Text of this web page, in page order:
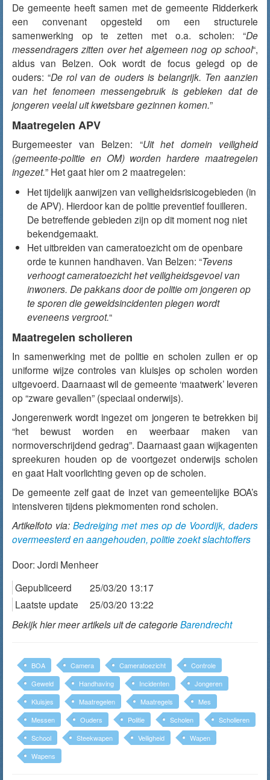
De gemeente heeft samen met de gemeente Ridderkerk
een convenant opgesteld om een structurele
samenwerking op te zetten met o.a. scholen: “De
messendragers zitten over het algemeen nog op school“,
aldus van Belzen. Ook wordt de focus gelegd op de
ouders: “De rol van de ouders is belangrijk. Ten aanzien
van het fenomeen messengebruik is gebleken dat de
jongeren veelal uit kwetsbare gezinnen komen.”
Maatregelen APV
Burgemeester van Belzen: “Uit het domein veiligheid
(gemeente-politie en OM) worden hardere maatregelen
ingezet.” Het gaat hier om 2 maatregelen:
Het tijdelijk aanwijzen van veiligheidsrisicogebieden (in
de APV). Hierdoor kan de politie preventief fouilleren.
De betreffende gebieden zijn op dit moment nog niet
bekendgemaakt.
Het uitbreiden van cameratoezicht om de openbare
orde te kunnen handhaven. Van Belzen: “Tevens
verhoogt cameratoezicht het veiligheidsgevoel van
inwoners. De pakkans door de politie om jongeren op
te sporen die geweldsincidenten plegen wordt
eveneens vergroot.“
Maatregelen scholieren
In samenwerking met de politie en scholen zullen er op
uniforme wijze controles van kluisjes op scholen worden
uitgevoerd. Daarnaast wil de gemeente ‘maatwerk’ leveren
op “zware gevallen” (speciaal onderwijs).
Jongerenwerk wordt ingezet om jongeren te betrekken bij
“het bewust worden en weerbaar maken van
normoverschrijdend gedrag”. Daarnaast gaan wijkagenten
spreekuren houden op de voortgezet onderwijs scholen
en gaat Halt voorlichting geven op de scholen.
De gemeente zelf gaat de inzet van gemeentelijke BOA’s
intensiveren tijdens piekmomenten rond scholen.
Artikelfoto via:Bedreiging met mes op de Voordijk, daders
overmeesterd en aangehouden, politie zoekt slachtoffers
Door: Jordi Menheer
Gepubliceerd
25/03/20 13:17
Laatste update
25/03/20 13:22
Bekijk hier meer artikels uit de categorieBarendrecht
BOA Camera Cameratoezicht
Controle
Geweld
Handhaving Incidenten
Jongeren
Kluisjes
Maatregelen Maatregels
Mes
Messen
Ouders Politie Scholen
Scholieren
School
Steekwapen Veiligheid
Wapen
Wapens